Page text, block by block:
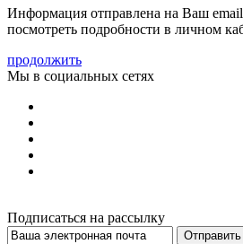
Информация отправлена на Ваш
посмотреть подробности в личном
продолжить
Мы в социальных сетях
Подписаться на рассылку